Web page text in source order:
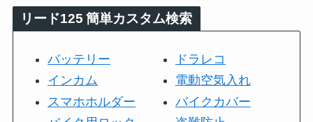
リード125 簡単カスタム検索
バッテリー
インカム
スマホホルダー
ドラレコ
電動空気入れ
バイクカバー